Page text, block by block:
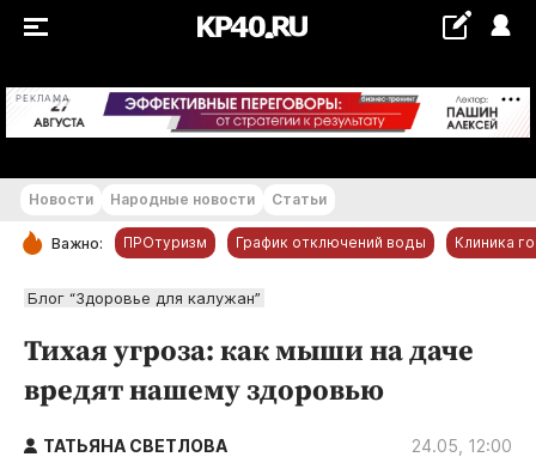
РЕКЛАМА +20...+21 °С
РУБРИКИ
Новости компаний
Статьи
Народные новости
Новости Народные новости Статьи
Важно: ПРОтуризм График отключений воды Клиника
Блог “Здоровье для калужан”
Тихая угроза: как мыши на даче
вредят нашему здоровью
ТАТЬЯНА СВЕТЛОВА 24.05, 12:00